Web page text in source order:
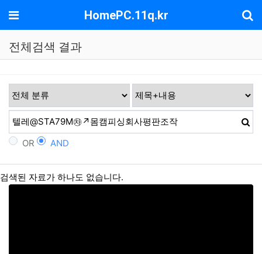
메뉴 HomePC.11q.kr
전체검색 결과
OR AND
검색된 자료가 하나도 없습니다.